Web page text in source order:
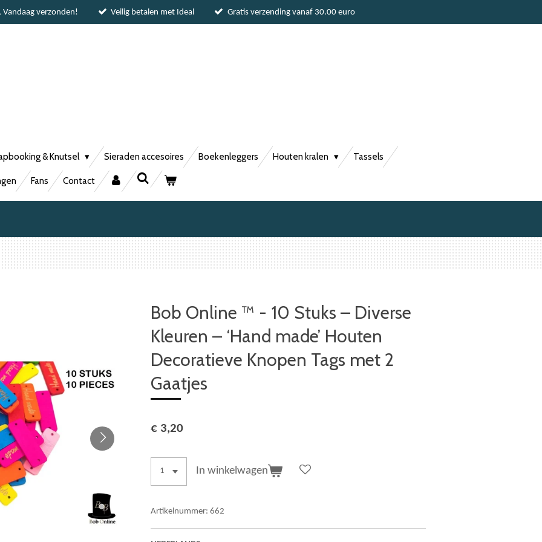
verzonden! Veilig betalen met Ideal Gratis verzending vanaf 30.00 euro
& Knutsel Sieraden accesoires Boekenleggers Houten kralen Tassels
Fans Contact
Bob Online ™ - 10 Stuks – Diverse
Kleuren – ‘Hand made’ Houten
Decoratieve Knopen Tags met 2
Gaatjes
€ 3,20
In winkelwagen
Artikelnummer: 662